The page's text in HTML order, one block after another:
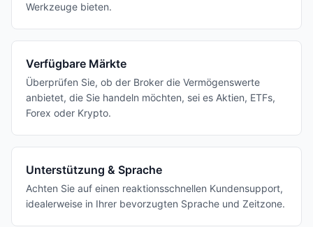
Werkzeuge bieten.
Verfügbare Märkte
Überprüfen Sie, ob der Broker die Vermögenswerte
anbietet, die Sie handeln möchten, sei es Aktien, ETFs,
Forex oder Krypto.
Unterstützung & Sprache
Achten Sie auf einen reaktionsschnellen Kundensupport,
idealerweise in Ihrer bevorzugten Sprache und Zeitzone.